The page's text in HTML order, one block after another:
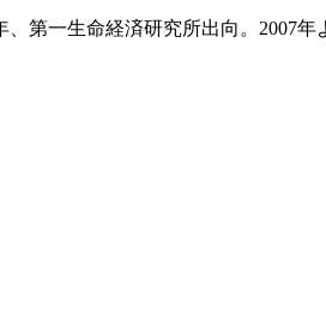
第一生命経済研究所出向。2007年